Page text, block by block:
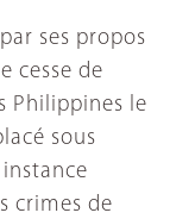
ses propos
cesse de
Philippines le
sous
crimes de